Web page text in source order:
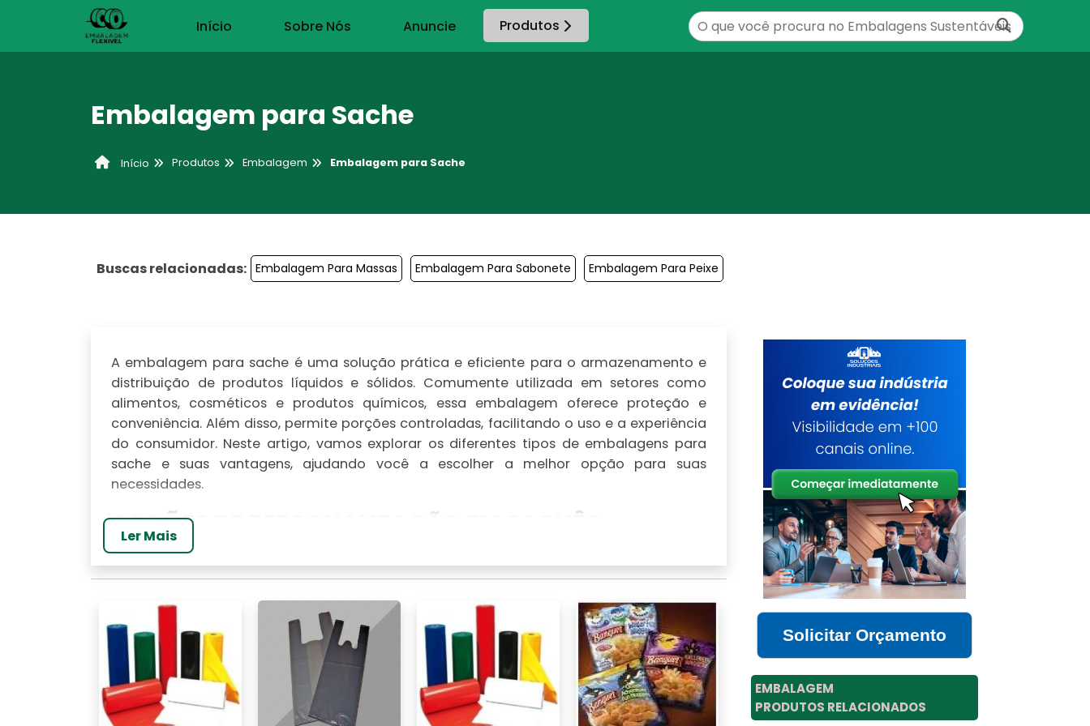
Início Sobre Nós Anuncie Produtos
Embalagem para Sache
Início Produtos Embalagem Embalagem para Sache
Buscas relacionadas: Embalagem Para Massas Embalagem Para Sabonete Embalagem Para Peixe
A embalagem para sache é uma solução prática e eficiente para o armazenamento e
distribuição de produtos líquidos e sólidos. Comumente utilizada em setores como
alimentos, cosméticos e produtos químicos, essa embalagem oferece proteção e
conveniência. Além disso, permite porções controladas, facilitando o uso e a experiência
do consumidor. Neste artigo, vamos explorar os diferentes tipos de embalagens para
sache e suas vantagens, ajudando você a escolher a melhor opção para suas
necessidades.
OPÇÕES DE PERSONALIZAÇÃO EM SACHÊS
A personalização de sachês é uma estratégia essencial para empresas que buscam
diferenciarseu produto nas prateleiras. Entendemos que é possível personalizar sachês
em diversos aspectos, incluindo cores, tamanhos e funcionalidades.
Variedade de cores
A escolha das cores para sachês não deve ser subestimada. Cores que refletem a
identidade da marca podem atrair consumidores e aumentar o reconhecimento da
empresa. Combinações de cores vibrantes se destacam nas prateleiras, capturando a
Ler Mais
Solicitar Orçamento
EMBALAGEM
PRODUTOS RELACIONADOS